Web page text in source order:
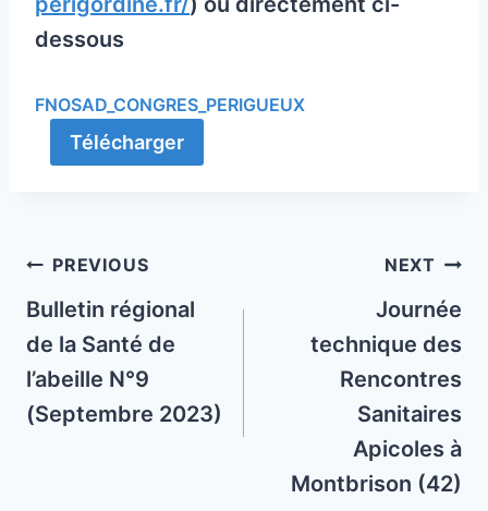
dessous
FNOSAD_CONGRES_PERIGUEUX
Télécharger
Post
navigation
PREVIOUS
Bulletin régional
de la Santé de
l’abeille N°9
(Septembre 2023)
NEXT
Journée
technique des
Rencontres
Sanitaires
Apicoles à
Montbrison (42)